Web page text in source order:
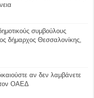
συμβούλους
δήμαρχος Θεσσαλονίκης,
αν δεν λαμβάνετε
ΟΑΕΔ